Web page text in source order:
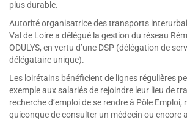
plus durable.
Autorité organisatrice des transports
Val de Loire a délégué la gestion du réseau
ODULYS, en vertu d’une DSP (délégation de
délégataire unique).
Les loirétains bénéficient de lignes régulières
exemple aux salariés de rejoindre leur lieu de
recherche d’emploi de se rendre à Pôle Emploi,
quiconque de consulter un médecin ou encore